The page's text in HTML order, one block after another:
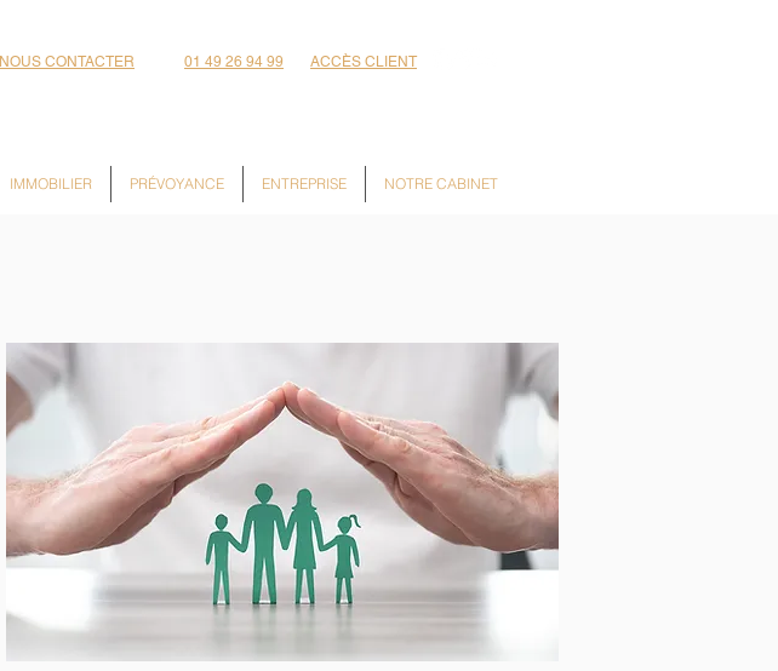
NOUS CONTACTER 01 49 26 94 99 ACCÈS CLIENT
IMMOBILIER PRÉVOYANCE ENTREPRISE NOTRE CABINET